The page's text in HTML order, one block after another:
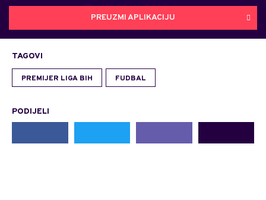
PREUZMI APLIKACIJU
TAGOVI
PREMIJER LIGA BIH FUDBAL
PODIJELI